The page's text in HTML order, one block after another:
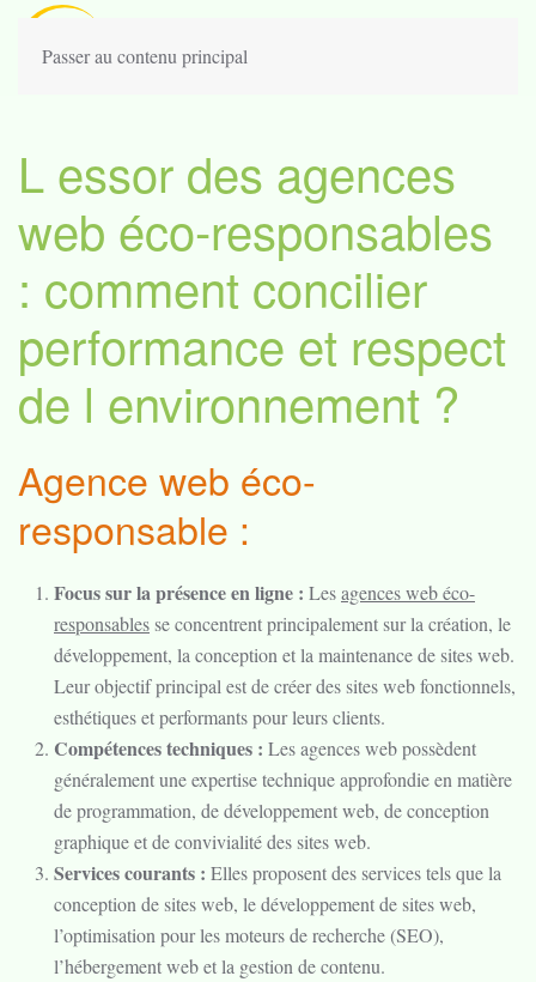
Passer au contenu principal
L essor des agences
web éco-responsables
: comment concilier
performance et respect
de l environnement ?
Agence web éco-
responsable :
Focus sur la présence en ligne : Lesagences web éco-
responsablesse concentrent principalement sur la création, le
développement, la conception et la maintenance de sites web.
Leur objectif principal est de créer des sites web fonctionnels,
esthétiques et performants pour leurs clients.
Compétences techniques : Les agences web possèdent
généralement une expertise technique approfondie en matière
de programmation, de développement web, de conception
graphique et de convivialité des sites web.
Services courants : Elles proposent des services tels que la
conception de sites web, le développement de sites web,
l’optimisation pour les moteurs de recherche (SEO),
l’hébergement web et la gestion de contenu.